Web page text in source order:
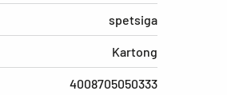
spetsiga
Kartong
4008705050333